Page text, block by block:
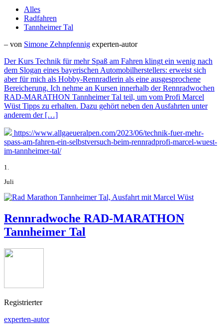
Alles
Radfahren
Tannheimer Tal
– von Simone Zehnpfennig experten-autor
Der Kurs Technik für mehr Spaß am Fahren klingt ein wenig nach
dem Slogan eines bayerischen Automobilherstellers: erweist sich
aber für mich als Hobby-Rennradlerin als eine ausgesprochene
Bereicherung. Ich nehme an Kursen innerhalb der Rennradwochen
RAD-MARATHON Tannheimer Tal teil, um vom Profi Marcel
Wüst Tipps zu erhalten. Dazu gehört neben den Ausfahrten unter
anderem der […]
https://www.allgaeueralpen.com/2023/06/technik-fuer-mehr-
spass-am-fahren-ein-selbstversuch-beim-rennradprofi-marcel-wuest-
im-tannheimer-tal/
1.
Juli
Rennradwoche RAD-MARATHON
Tannheimer Tal
Registrierter
experten-autor